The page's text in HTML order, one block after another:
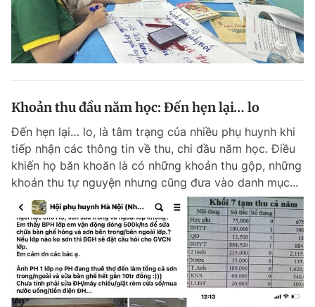
Khoản thu đầu năm học: Đến hẹn lại… lo
Đến hẹn lại… lo, là tâm trạng của nhiều phụ huynh khi
tiếp nhận các thông tin về thu, chi đầu năm học. Điều
khiến họ băn khoăn là có những khoản thu gộp, những
khoản thu tự nguyện nhưng cũng đưa vào danh mục...